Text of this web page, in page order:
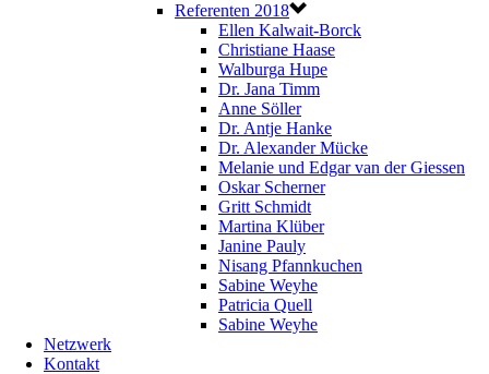
Referenten 2018
Ellen Kalwait-Borck
Christiane Haase
Walburga Hupe
Dr. Jana Timm
Anne Söller
Dr. Antje Hanke
Dr. Alexander Mücke
Melanie und Edgar van der Giessen
Oskar Scherner
Gritt Schmidt
Martina Klüber
Janine Pauly
Nisang Pfannkuchen
Sabine Weyhe
Patricia Quell
Sabine Weyhe
Netzwerk
Kontakt